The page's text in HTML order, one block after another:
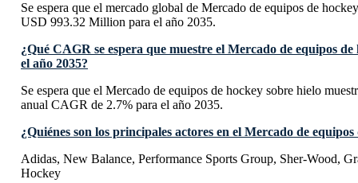
Se espera que el mercado global de Mercado de equipos de
USD 993.32 Million para el año 2035.
¿Qué CAGR se espera que muestre el Mercado de equipos
el año 2035?
Se espera que el Mercado de equipos de hockey sobre hielo
anual CAGR de 2.7% para el año 2035.
¿Quiénes son los principales actores en el Mercado de
Adidas, New Balance, Performance Sports Group, Sher-Wood,
Hockey